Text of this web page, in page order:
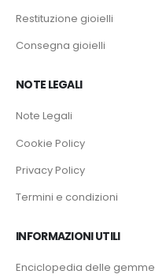
Restituzione gioielli
Consegna gioielli
NOTE LEGALI
Note Legali
Cookie Policy
Privacy Policy
Termini e condizioni
INFORMAZIONI UTILI
Enciclopedia delle gemme